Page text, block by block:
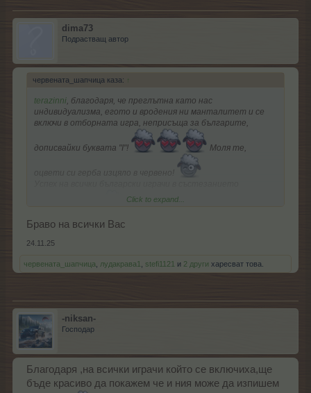
dima73
Подрастващ автор
червената_шапчица каза: ↑
terazinni, благодаря, че преглътна като нас
индивидуализма, егото и вродения ни манталитет и се
включи в отборната игра, неприсъща за българите,
дописвайки буквата "I"! Моля те,
оцвети си герба изцяло в червено!
Click to expand...
Браво на всички Вас
24.11.25
червената_шапчица лудакрава1 stefi1121 и 2 други харесват това.
-niksan-
Господар
Благодаря ,на всички играчи който се включиха,ще
бъде красиво да покажем че и ния може да изпишем